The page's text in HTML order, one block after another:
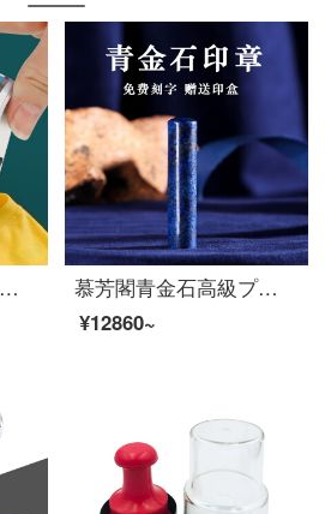
京百龍印幼稚園の名前は防水名前の印鑑を貼っています。注文した赤ちゃんの名前は印鑑を押してください。
慕芳閣青金石高級プレゼントの誕生日捺印印日本留学印鑑玉結婚プレゼント彫って名前捺印して注文しました。オーダメード篆刻円印創意は友達に円章1.5 cm（印箱を含む）を送ります。
¥12860~